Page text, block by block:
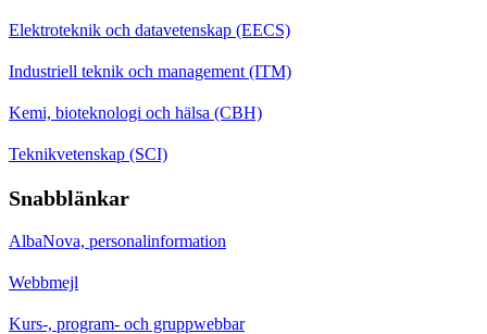
Elektroteknik och datavetenskap (EECS)
Industriell teknik och management (ITM)
Kemi, bioteknologi och hälsa (CBH)
Teknikvetenskap (SCI)
Snabblänkar
AlbaNova, personalinformation
Webbmejl
Kurs-, program- och gruppwebbar